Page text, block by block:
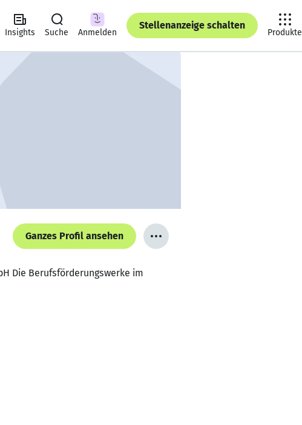
Insights Suche Anmelden
Stellenanzeige schalten
Produkte
Ganzes Profil ansehen
Die Berufsförderungswerke im